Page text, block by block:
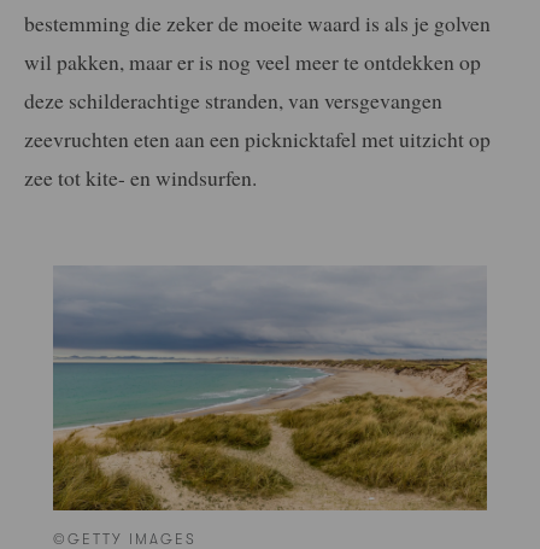
bestemming die zeker de moeite waard is als je golven
wil pakken, maar er is nog veel meer te ontdekken op
deze schilderachtige stranden, van versgevangen
zeevruchten eten aan een picknicktafel met uitzicht op
zee tot kite- en windsurfen.
©GETTY IMAGES